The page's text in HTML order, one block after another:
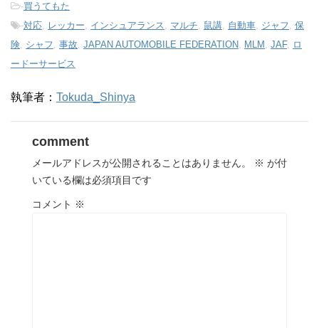
-買うてもた
-対応, レッカー, インシュアランス, マルチ, 鼠講, 自動車, ジャフ, 保
険, シャフ, 事故, JAPAN AUTOMOBILE FEDERATION, MLM , JAF, ロ
ードーサービス
執筆者： Tokuda_Shinya
comment
メールアドレスが公開されることはありません。 ※ が付
いている欄は必須項目です
コメント ※